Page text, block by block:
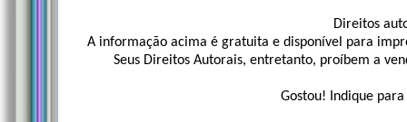
Direitos
A informação acima é gratuita e disponível para
Seus Direitos Autorais, entretanto, proíbem a
Gostou! Indique para